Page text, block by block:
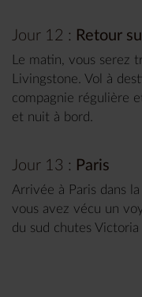
Jour 12 : Retour
Le matin, vous serez
Livingstone. Vol à
compagnie régulière
et nuit à bord.
Jour 13 : Paris
Arrivée à Paris dans
vous avez vécu un
du sud chutes